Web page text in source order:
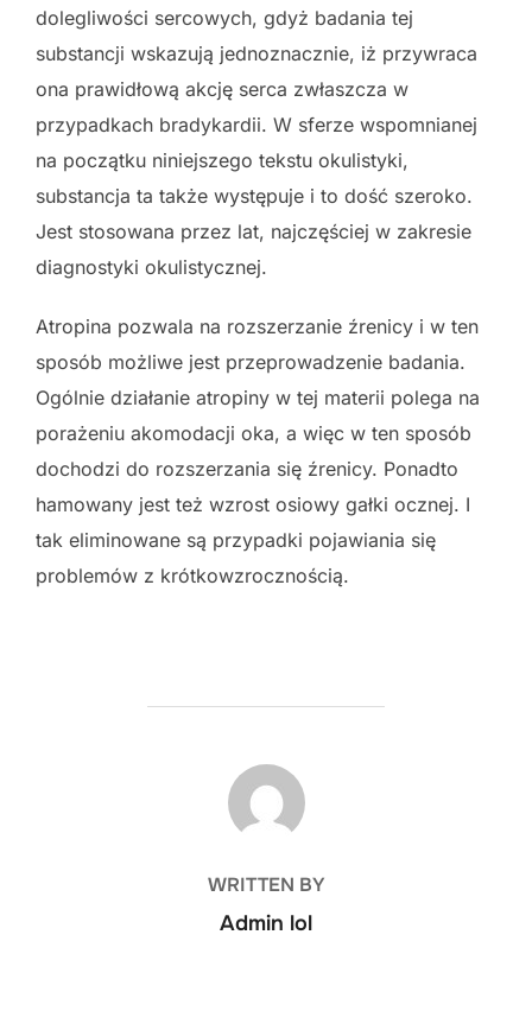
dolegliwości sercowych, gdyż badania tej
substancji wskazują jednoznacznie, iż przywraca
ona prawidłową akcję serca zwłaszcza w
przypadkach bradykardii. W sferze wspomnianej
na początku niniejszego tekstu okulistyki,
substancja ta także występuje i to dość szeroko.
Jest stosowana przez lat, najczęściej w zakresie
diagnostyki okulistycznej.
Atropina pozwala na rozszerzanie źrenicy i w ten
sposób możliwe jest przeprowadzenie badania.
Ogólnie działanie atropiny w tej materii polega na
porażeniu akomodacji oka, a więc w ten sposób
dochodzi do rozszerzania się źrenicy. Ponadto
hamowany jest też wzrost osiowy gałki ocznej. I
tak eliminowane są przypadki pojawiania się
problemów z krótkowzrocznością.
POST AUTHOR
WRITTEN BY
Admin lol